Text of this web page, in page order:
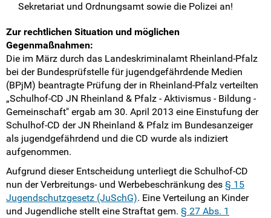
Sekretariat und Ordnungsamt sowie die Polizei an!
Zur rechtlichen Situation und möglichen
Gegenmaßnahmen:
Die im März durch das Landeskriminalamt Rheinland-Pfalz
bei der Bundesprüfstelle für jugendgefährdende Medien
(BPjM) beantragte Prüfung der in Rheinland-Pfalz verteilten
„Schulhof-CD JN Rheinland & Pfalz - Aktivismus - Bildung -
Gemeinschaft" ergab am 30. April 2013 eine Einstufung der
Schulhof-CD der JN Rheinland & Pfalz im Bundesanzeiger
als jugendgefährdend und die CD wurde als indiziert
aufgenommen.
Aufgrund dieser Entscheidung unterliegt die Schulhof-CD
nun der Verbreitungs- und Werbebeschränkung des § 15
Jugendschutzgesetz (JuSchG). Eine Verteilung an Kinder
und Jugendliche stellt eine Straftat gem. § 27 Abs. 1